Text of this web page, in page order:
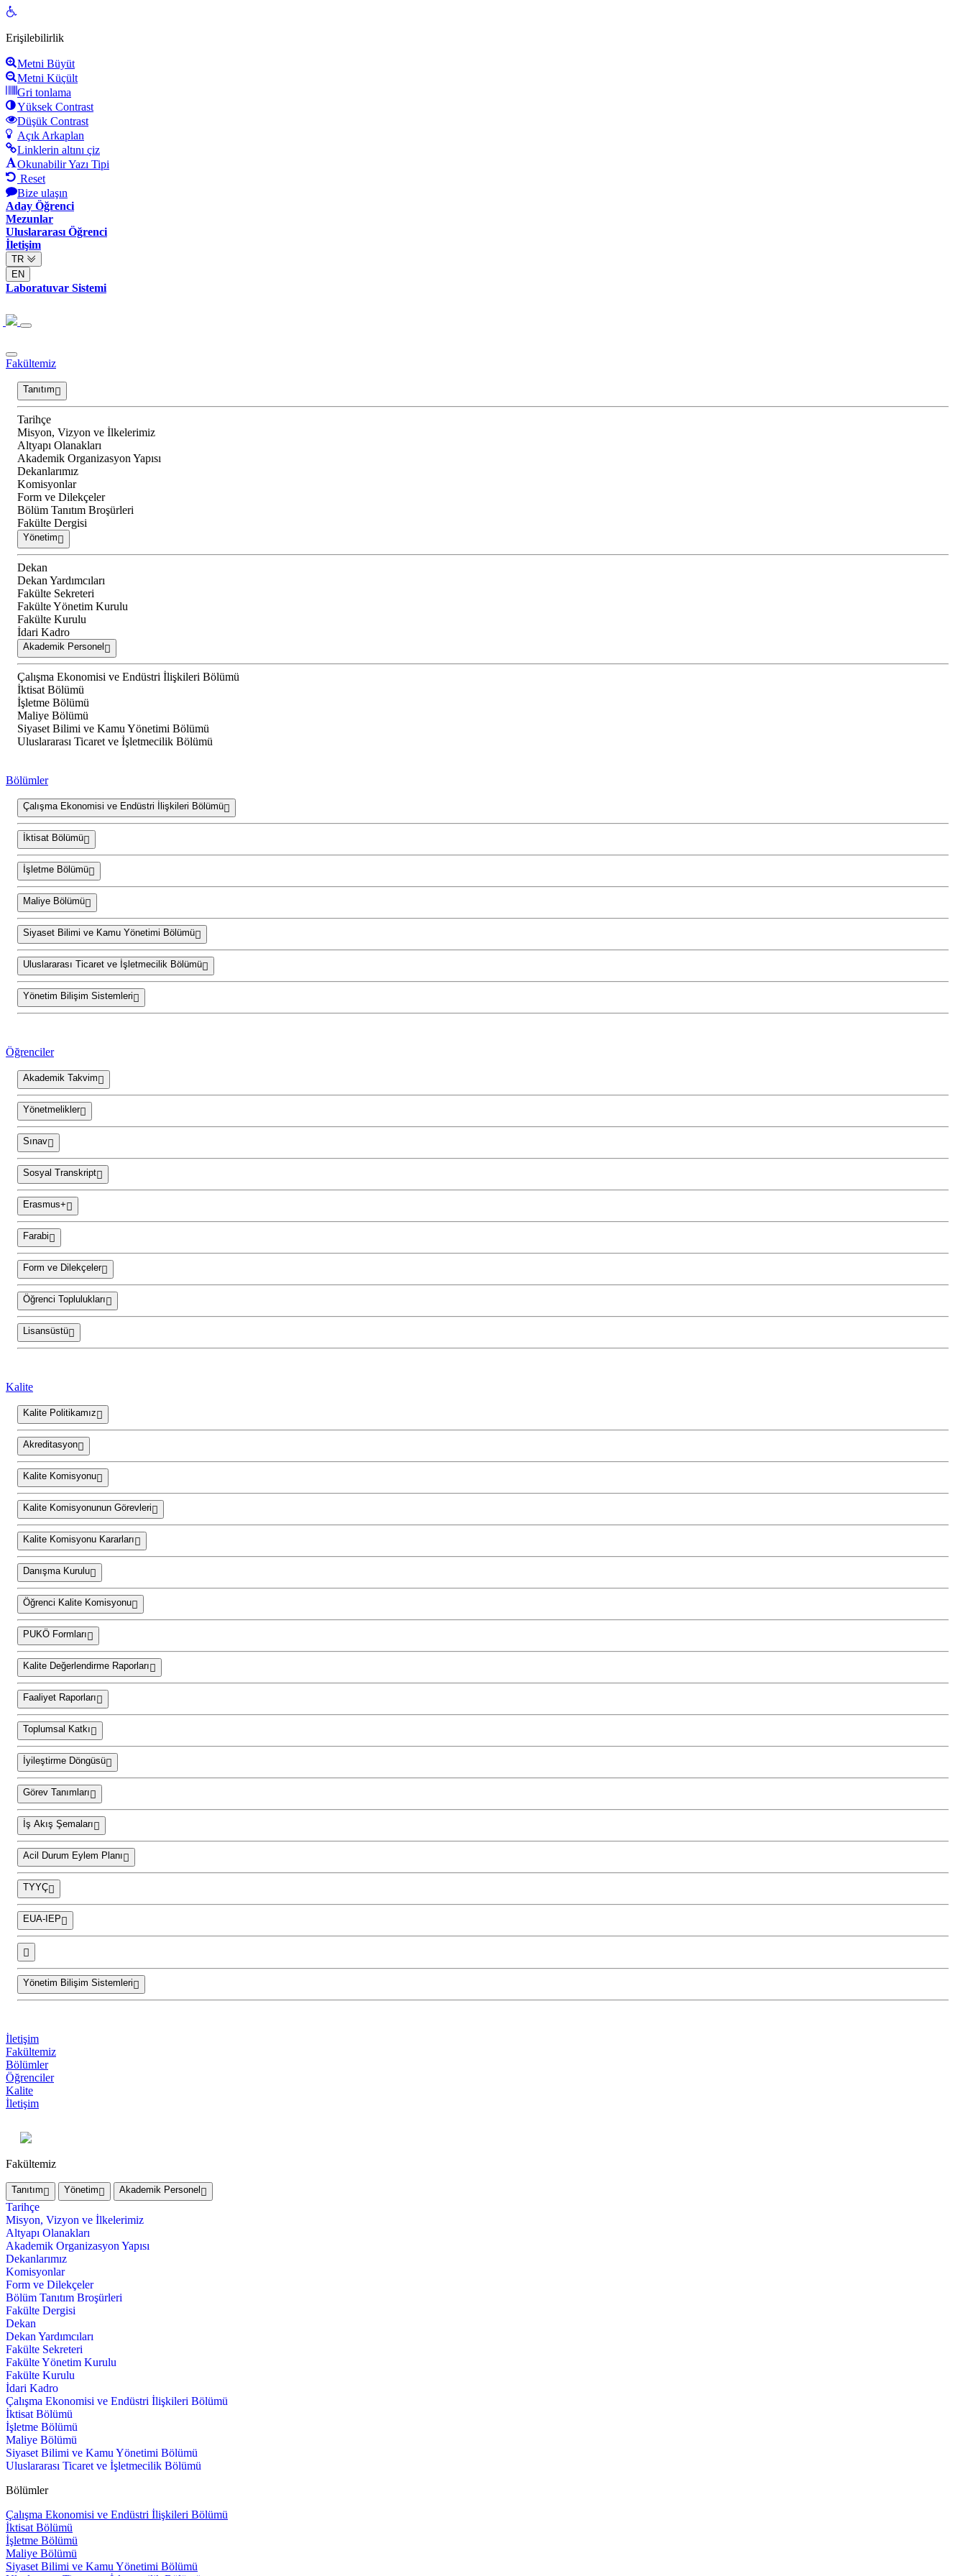
Open
Erişilebilirlik
Metni Büyüt
Metni Küçült
Gri tonlama
Yüksek Contrast
Düşük Contrast
Açık Arkaplan
Linklerin altını çiz
Okunabilir Yazı Tipi
Reset
Bize ulaşın
Aday Öğrenci
Mezunlar
Uluslararası Öğrenci
İletişim
TR
EN
Laboratuvar Sistemi
Fakültemiz
Tanıtım
Tarihçe
Misyon, Vizyon ve İlkelerimiz
Altyapı Olanakları
Akademik Organizasyon Yapısı
Dekanlarımız
Komisyonlar
Form ve Dilekçeler
Bölüm Tanıtım Broşürleri
Fakülte Dergisi
Yönetim
Dekan
Dekan Yardımcıları
Fakülte Sekreteri
Fakülte Yönetim Kurulu
Fakülte Kurulu
İdari Kadro
Akademik Personel
Çalışma Ekonomisi ve Endüstri İlişkileri Bölümü
İktisat Bölümü
İşletme Bölümü
Maliye Bölümü
Siyaset Bilimi ve Kamu Yönetimi Bölümü
Uluslararası Ticaret ve İşletmecilik Bölümü
Bölümler
Çalışma Ekonomisi ve Endüstri İlişkileri Bölümü
İktisat Bölümü
İşletme Bölümü
Maliye Bölümü
Siyaset Bilimi ve Kamu Yönetimi Bölümü
Uluslararası Ticaret ve İşletmecilik Bölümü
Yönetim Bilişim Sistemleri
Öğrenciler
Akademik Takvim
Yönetmelikler
Sınav
Sosyal Transkript
Erasmus+
Farabi
Form ve Dilekçeler
Öğrenci Toplulukları
Lisansüstü
Kalite
Kalite Politikamız
Akreditasyon
Kalite Komisyonu
Kalite Komisyonunun Görevleri
Kalite Komisyonu Kararları
Danışma Kurulu
Öğrenci Kalite Komisyonu
PUKÖ Formları
Kalite Değerlendirme Raporları
Faaliyet Raporları
Toplumsal Katkı
İyileştirme Döngüsü
Görev Tanımları
İş Akış Şemaları
Acil Durum Eylem Planı
TYYÇ
EUA-IEP
Yönetim Bilişim Sistemleri
İletişim
Fakültemiz
Bölümler
Öğrenciler
Kalite
İletişim
Fakültemiz
Tanıtım Yönetim Akademik Personel
Tarihçe
Misyon, Vizyon ve İlkelerimiz
Altyapı Olanakları
Akademik Organizasyon Yapısı
Dekanlarımız
Komisyonlar
Form ve Dilekçeler
Bölüm Tanıtım Broşürleri
Fakülte Dergisi
Dekan
Dekan Yardımcıları
Fakülte Sekreteri
Fakülte Yönetim Kurulu
Fakülte Kurulu
İdari Kadro
Çalışma Ekonomisi ve Endüstri İlişkileri Bölümü
İktisat Bölümü
İşletme Bölümü
Maliye Bölümü
Siyaset Bilimi ve Kamu Yönetimi Bölümü
Uluslararası Ticaret ve İşletmecilik Bölümü
Bölümler
Çalışma Ekonomisi ve Endüstri İlişkileri Bölümü
İktisat Bölümü
İşletme Bölümü
Maliye Bölümü
Siyaset Bilimi ve Kamu Yönetimi Bölümü